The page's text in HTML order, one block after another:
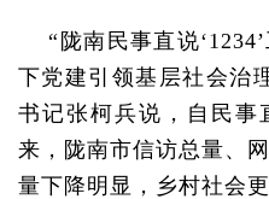
“陇南民事直说
下党建引领基层社会治
书记张柯兵说，自民事
来，陇南市信访总量、
量下降明显，乡村社会